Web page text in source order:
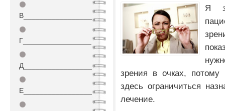
⚫
В_________________
⚫
Г_________________
⚫
Д_________________
⚫
Е_________________
⚫
Я
зрения в очках,
здесь ограничиться
лечение.